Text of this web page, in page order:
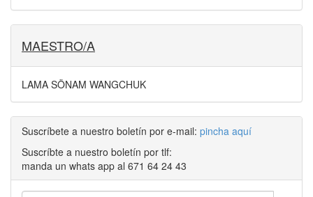
MAESTRO/A
LAMA SÖNAM WANGCHUK
Suscríbete a nuestro boletín por e-mail: pincha aquí
Suscríbte a nuestro boletín por tlf:
manda un whats app al 671 64 24 43